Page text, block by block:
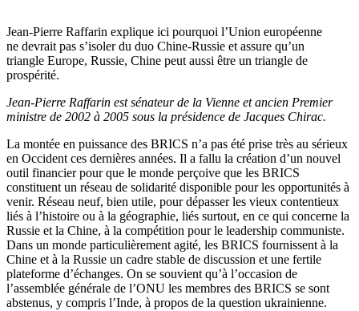
Jean-Pierre Raffarin explique ici pourquoi l’Union européenne
ne devrait pas s’isoler du duo Chine-Russie et assure qu’un
triangle Europe, Russie, Chine peut aussi être un triangle de
prospérité.
Jean-Pierre Raffarin est sénateur de la Vienne et ancien Premier
ministre de 2002 à 2005 sous la présidence de Jacques Chirac.
La montée en puissance des BRICS n’a pas été prise très au sérieux
en Occident ces dernières années. Il a fallu la création d’un nouvel
outil financier pour que le monde perçoive que les BRICS
constituent un réseau de solidarité disponible pour les opportunités à
venir. Réseau neuf, bien utile, pour dépasser les vieux contentieux
liés à l’histoire ou à la géographie, liés surtout, en ce qui concerne la
Russie et la Chine, à la compétition pour le leadership communiste.
Dans un monde particulièrement agité, les BRICS fournissent à la
Chine et à la Russie un cadre stable de discussion et une fertile
plateforme d’échanges. On se souvient qu’à l’occasion de
l’assemblée générale de l’ONU les membres des BRICS se sont
abstenus, y compris l’Inde, à propos de la question ukrainienne.